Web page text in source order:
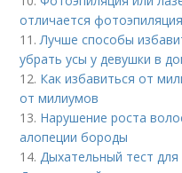
отличается
11.Лучше способы
убрать усы у девушки в
12. Как избавиться от
от милиумов
13. Нарушение роста
алопеции бороды
14.Дыхательный тест для